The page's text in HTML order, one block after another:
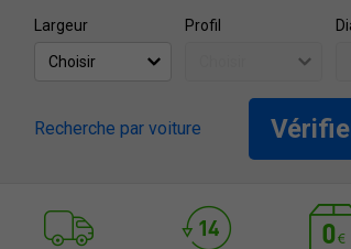
Largeur Profil
Recherche par voiture